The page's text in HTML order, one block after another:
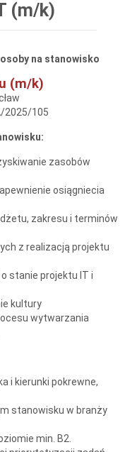
(m/k)
na stanowisko
(m/k)
2025/105
zasobów
osiągniecia
zakresu i terminów
z realizacją projektu
stanie projektu IT i
kultury
wytwarzania
i kierunki pokrewne,
stanowisku w branży
min. B2.